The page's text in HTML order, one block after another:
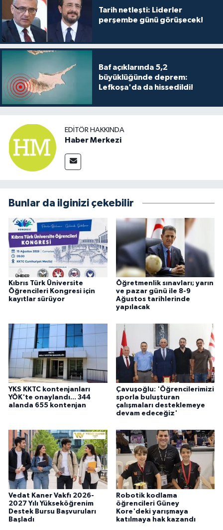
Tarih netleşti: Liderler
perşembe günü görüşecek!
Baf açıklarında 5,2
büyüklüğünde deprem:
Lefkoşa'da da hissedildi!
EDITÖR HAKKINDA
Haber Merkezi
Bunlar da ilginizi çekebilir
Kıbrıs Türk Üniversite
Öğrencileri Kongresi için
kayıtlar sürüyor
Öğretmenlik sınavları; yarın
ve pazar günü ile 8-9
Ağustos tarihlerinde
yapılacak
YKS KKTC kontenjanları
YÖK'te onaylandı... 344
alanda 655 kontenjan
Çavuşoğlu: 'Öğrencilerimizi
sporla buluşturan
çalışmaları desteklemeye
devam edeceğiz'
Vedat Kaner Vakfı 2026-
2027 Yılı Yükseköğrenim
Destek Bursu Başvuruları
Başladı
Robotik kodlama
öğrencileri Güney
Kore'deki yarışmaya
katılmaya hak kazandı